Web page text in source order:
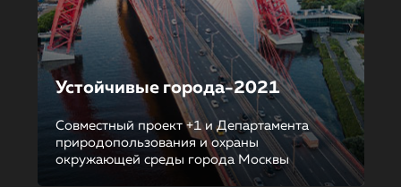
Устойчивые города-2021
Совместный проект +1 и Департамента
природопользования и охраны
окружающей среды города Москвы